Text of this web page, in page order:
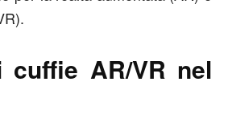
cuffie AR/VR nel